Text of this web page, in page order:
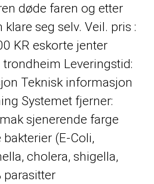
døde faren og etter
seg selv. Veil. pris :
KR eskorte jenter
Leveringstid:
Teknisk informasjon
Systemet fjerner:
sjenerende farge
(E-Coli,
cholera, shigella,
parasitter